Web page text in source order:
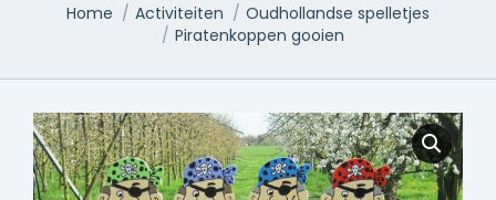
Je bent hier:
Home Activiteiten
Oudhollandse spelletjes
Piratenkoppen gooien